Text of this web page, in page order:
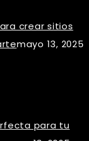
crear sitios
mayo 13, 2025
para tu